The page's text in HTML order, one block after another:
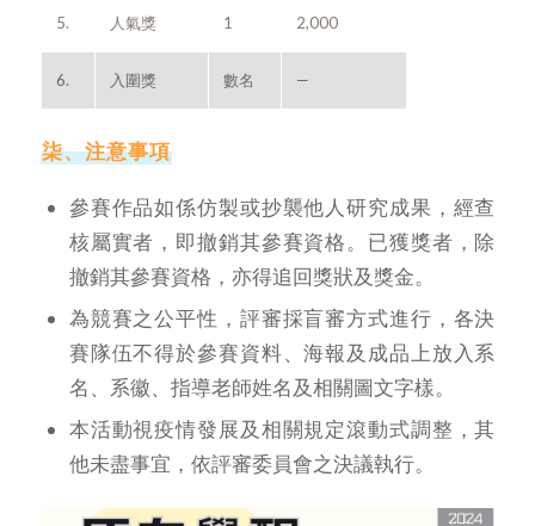
5. 人氣獎 1 2,000
6. 入圍獎 數名 —
柒、注意事項
參賽作品如係仿製或抄襲他人研究成果，經查
核屬實者，即撤銷其參賽資格。已獲獎者，除
撤銷其參賽資格，亦得追回獎狀及獎金。
為競賽之公平性，評審採盲審方式進行，各決
賽隊伍不得於參賽資料、海報及成品上放入系
名、系徽、指導老師姓名及相關圖文字樣。
本活動視疫情發展及相關規定滾動式調整，其
他未盡事宜，依評審委員會之決議執行。